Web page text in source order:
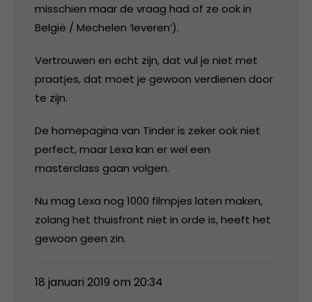
misschien maar de vraag had of ze ook in
België / Mechelen ‘leveren’).
Vertrouwen en echt zijn, dat vul je niet met
praatjes, dat moet je gewoon verdienen door
te zijn.
De homepagina van Tinder is zeker ook niet
perfect, maar Lexa kan er wel een
masterclass gaan volgen.
Nu mag Lexa nog 1000 filmpjes laten maken,
zolang het thuisfront niet in orde is, heeft het
gewoon geen zin.
18 januari 2019 om 20:34